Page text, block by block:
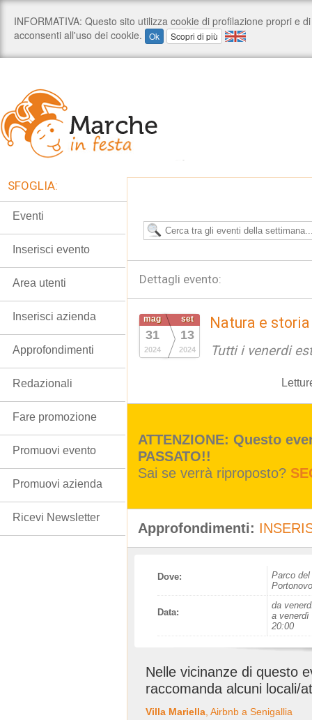
Dettagli evento:
mag
31
2024
set
13
2024
Natura e
Tutti i venerdi
ATTENZIONE: Questo
PASSATO!!
Sai se verrà riproposto?
Approfondimenti:
Dove:
Parco del
Portonovo
Data:
da
a venerdì
20:00
Nelle vicinanze di questo
raccomanda alcuni locali/
Villa Mariella , Airbnb a Senigallia
SFOGLIA:
Eventi
Inserisci evento
Area utenti
Inserisci azienda
Approfondimenti
Redazionali
Fare promozione
Promuovi evento
Promuovi azienda
Ricevi Newsletter